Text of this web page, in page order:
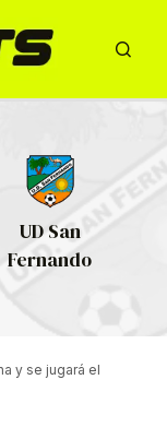
UD San
Fernando
y se jugará el